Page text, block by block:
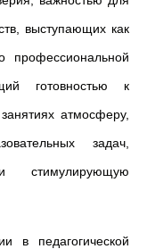
выступающих как
профессиональной
готовностью к
атмосферу,
задач,
стимулирующую
в педагогической